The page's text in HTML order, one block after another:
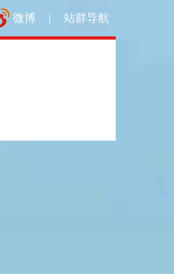
站群导航
微博